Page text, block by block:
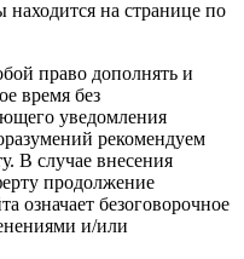
на странице по
право дополнять и
время без
уведомления
рекомендуем
В случае внесения
продолжение
означает безоговорочное
и/или